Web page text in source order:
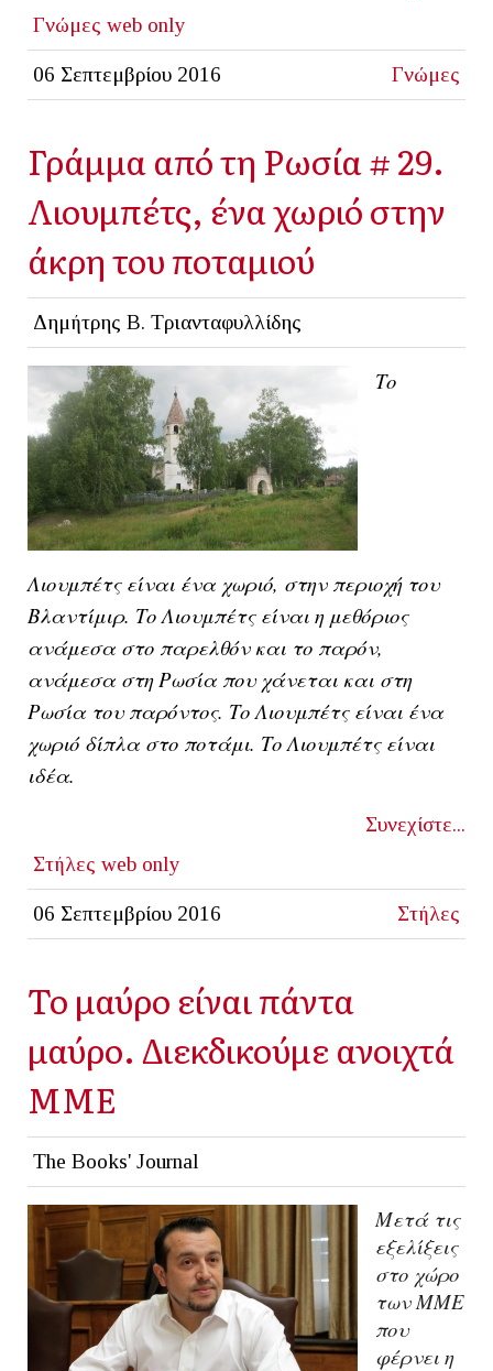
Γνώμες web only
06 Σεπτεμβρίου 2016 Γνώμες
Γράμμα από τη Ρωσία # 29.
Λιουμπέτς, ένα χωριό στην
άκρη του ποταμιού
Δημήτρης Β. Τριανταφυλλίδης
Το
Λιουμπέτς είναι ένα χωριό, στην περιοχή του
Βλαντίμιρ. Το Λιουμπέτς είναι η μεθόριος
ανάμεσα στο παρελθόν και το παρόν,
ανάμεσα στη Ρωσία που χάνεται και στη
Ρωσία του παρόντος. Το Λιουμπέτς είναι ένα
χωριό δίπλα στο ποτάμι. Το Λιουμπέτς είναι
ιδέα.
Συνεχίστε...
Στήλες web only
06 Σεπτεμβρίου 2016 Στήλες
Το μαύρο είναι πάντα
μαύρο. Διεκδικούμε ανοιχτά
ΜΜΕ
The Books' Journal
Mετά τις
εξελίξεις
στο χώρο
των ΜΜΕ
που
φέρνει η